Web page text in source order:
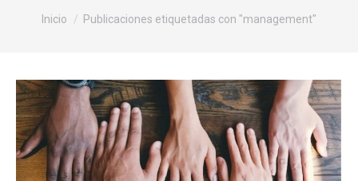
Estás aquí:
Inicio Publicaciones etiquetadas con "management"